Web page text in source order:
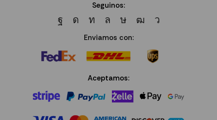
Seguinos:
Enviamos con:
Aceptamos: